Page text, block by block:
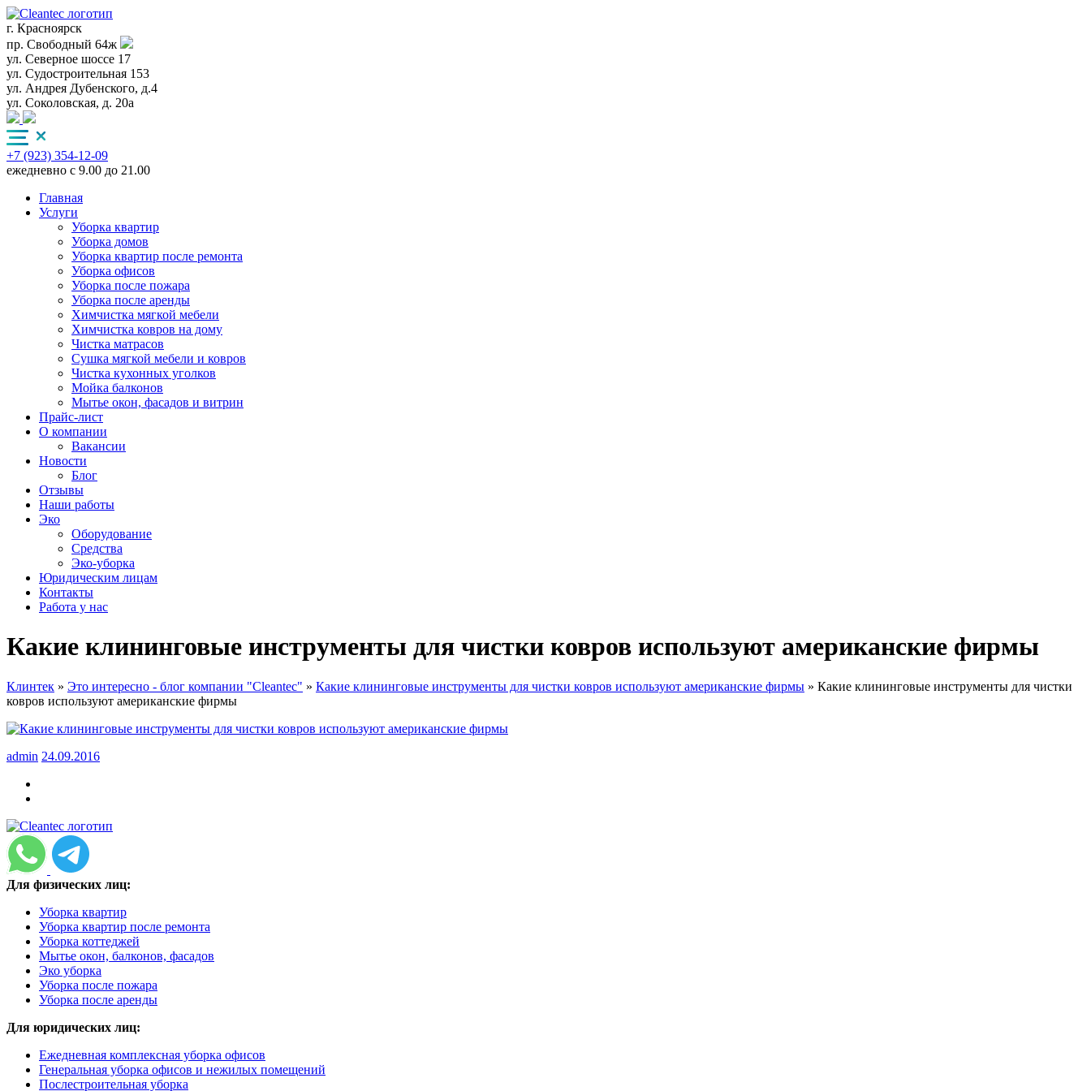
г. Красноярск
пр. Свободный 64ж
ул. Северное шоссе 17
ул. Судостроительная 153
ул. Андрея Дубенского, д.4
ул. Соколовская, д. 20а
+7 (923) 354-12-09
ежедневно с 9.00 до 21.00
Главная
Услуги
Уборка квартир
Уборка домов
Уборка квартир после ремонта
Уборка офисов
Уборка после пожара
Уборка после аренды
Химчистка мягкой мебели
Химчистка ковров на дому
Чистка матрасов
Сушка мягкой мебели и ковров
Чистка кухонных уголков
Мойка балконов
Мытье окон, фасадов и витрин
Прайс-лист
О компании
Вакансии
Новости
Блог
Отзывы
Наши работы
Эко
Оборудование
Средства
Эко-уборка
Юридическим лицам
Контакты
Работа у нас
Какие клининговые инструменты для чистки ковров используют американские фирмы
Клинтек » Это интересно - блог компании "Cleantec" » Какие клининговые инструменты для чистки ковров используют американские фирмы » Какие клининговые инструменты для чистки
ковров используют американские фирмы
admin 24.09.2016
Для физических лиц:
Уборка квартир
Уборка квартир после ремонта
Уборка коттеджей
Мытье окон, балконов, фасадов
Эко уборка
Уборка после пожара
Уборка после аренды
Для юридических лиц:
Ежедневная комплексная уборка офисов
Генеральная уборка офисов и нежилых помещений
Послестроительная уборка